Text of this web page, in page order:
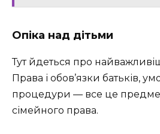
Опіка над дітьми
Тут йдеться про
Права і обов’язки батьків,
процедури — все це
сімейного права.